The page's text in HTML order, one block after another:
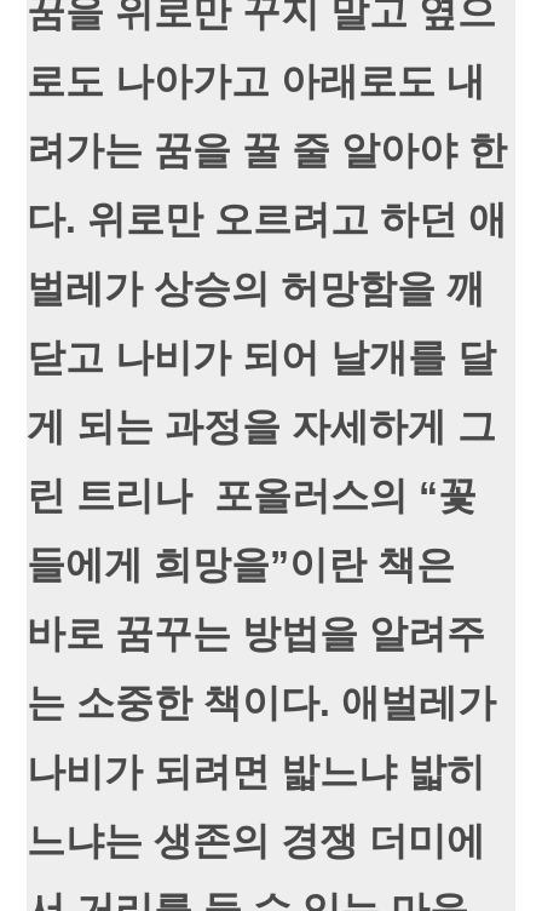
꿈을 위로만 꾸지 말고 옆으
로도 나아가고 아래로도 내
려가는 꿈을 꿀 줄 알아야 한
다. 위로만 오르려고 하던 애
벌레가 상승의 허망함을 깨
닫고 나비가 되어 날개를 달
게 되는 과정을 자세하게 그
린 트리나 포올러스의 “꽃
들에게 희망을”이란 책은
바로 꿈꾸는 방법을 알려주
는 소중한 책이다. 애벌레가
나비가 되려면 밟느냐 밟히
느냐는 생존의 경쟁 더미에